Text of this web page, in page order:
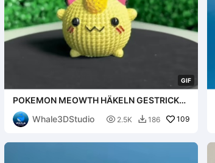
GIF
POKEMON MEOWTH HÄKELN GESTRICKT
- STL & 3MF MULTICOLOR
Whale3DStudio
 2.5K  186 109